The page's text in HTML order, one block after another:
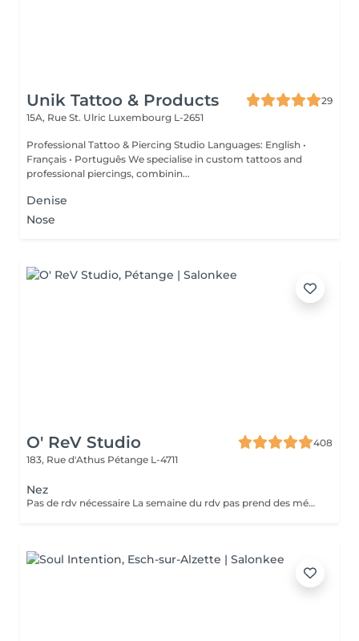
Unik Tattoo & Products
29
15A, Rue St. Ulric Luxembourg L-2651
Professional Tattoo & Piercing Studio Languages: English •
Français • Português We specialise in custom tattoos and
professional piercings, combinin...
Denise
Nose
O' ReV Studio
408
183, Rue d'Athus Pétange L-4711
Nez
Pas de rdv nécessaire La semaine du rdv pas prend des médicaments, des anti-inflamatoires, des antibiotiques et de cortisone.